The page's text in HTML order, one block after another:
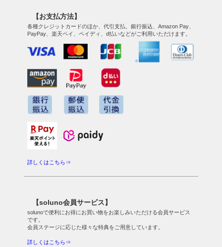
【お支払方法】
各種クレジットカードのほか、代引支払、銀行振込、Amazon Pay、
PayPay、楽天ペイ、ペイディ、d払いなどがご利用いただけます。
詳しくはこちら⇒
【soluno会員サービス】
solunoで便利にお得にお買い物をお楽しみいただける会員サービス
です。
会員ステージに応じた様々な特典をご用意しています。
詳しくはこちら⇒